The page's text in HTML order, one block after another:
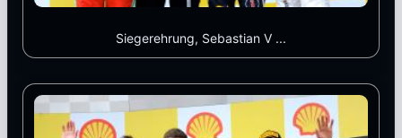
Siegerehrung, Sebastian V ...